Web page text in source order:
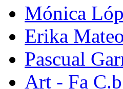
Mónica
Erika
Pascual
Art - Fa